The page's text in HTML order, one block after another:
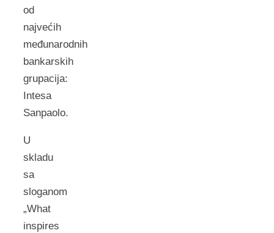
od
najvećih
međunarodnih
bankarskih
grupacija:
Intesa
Sanpaolo.
U
skladu
sa
sloganom
„What
inspires